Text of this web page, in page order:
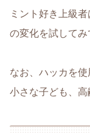
ミント好き上級
の変化を試してみ
なお、ハッカを
小さな子ども、高